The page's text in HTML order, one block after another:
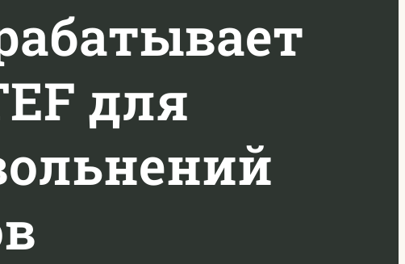
для